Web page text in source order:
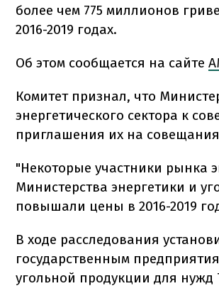
более чем 775 миллионов
2016-2019 годах.
Об этом сообщается на сайте
Комитет признал, что
энергетического сектора к
приглашения их на
"Некоторые участники рынка
Министерства энергетики и
повышали цены в 2016-2019
В ходе расследования
государственным
угольной продукции для нужд